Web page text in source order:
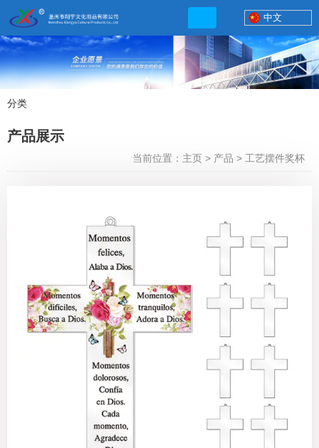
联系电话
http://xybp.tmall.com http://wzxybp.1688.com
中文
分类
产品展示
当前位置：主页 > 产品 > 工艺摆件奖杯